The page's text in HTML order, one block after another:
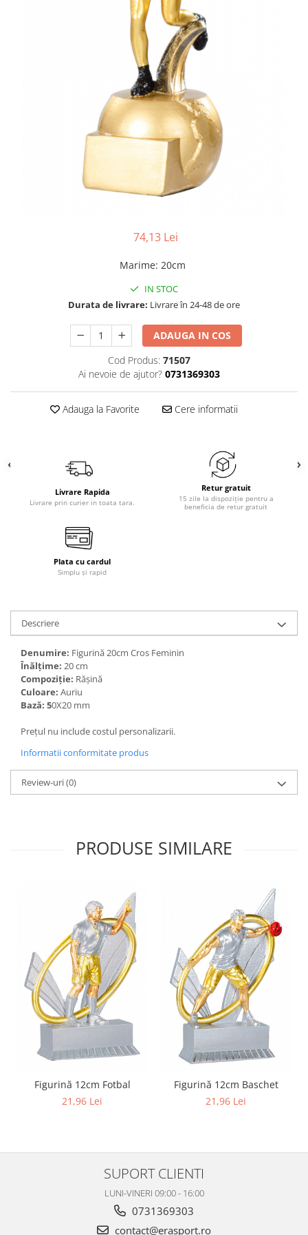
74,13 Lei
Marime: 20cm
IN STOC
Durata de livrare: Livrare în 24-48 de ore
ADAUGA IN COS
Cod Produs: 71507
Ai nevoie de ajutor? 0731369303
Adauga la Favorite Cere informatii
Livrare Rapida
Livrare prin curier in toata tara.
Retur gratuit
15 zile la dispoziție pentru a
beneficia de retur gratuit
Plata cu cardul
Simplu și rapid
Descriere
Denumire: Figurină 20cm Cros Feminin
Înălțime: 20cm
Compoziție: Rășină
Culoare: Auriu
Bază: 50X20 mm
Prețul nu include costul personalizarii.
Informatii conformitate produs
Review-uri(0)
PRODUSE SIMILARE
Figurină 12cm Fotbal
21,96 Lei
Figurină 12cm Baschet
21,96 Lei
SUPORT CLIENTI
LUNI-VINERI 09:00 - 16:00
0731369303
contact@erasport.ro